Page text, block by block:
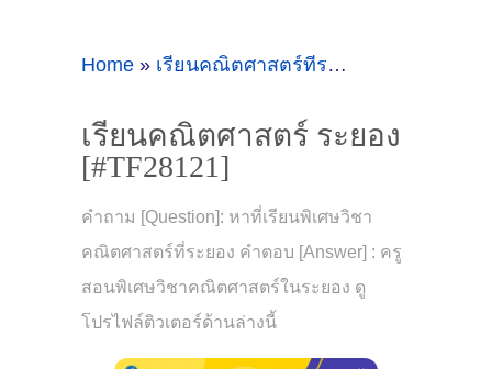
Home » เรียนคณิตศาสตร์ที่ระยอง
เรียนคณิตศาสตร์ ระยอง
[#TF28121]
คำถาม [Question]: หาที่เรียนพิเศษวิชา
คณิตศาสตร์ที่ระยอง คำตอบ [Answer] : ครู
สอนพิเศษวิชาคณิตศาสตร์ในระยอง ดู
โปรไฟล์ติวเตอร์ด้านล่างนี้